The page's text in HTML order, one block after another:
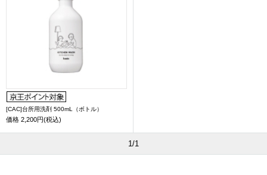
[CAC]台所用洗剤 500mL（ボトル）
価格 2,200円(税込)
1/1